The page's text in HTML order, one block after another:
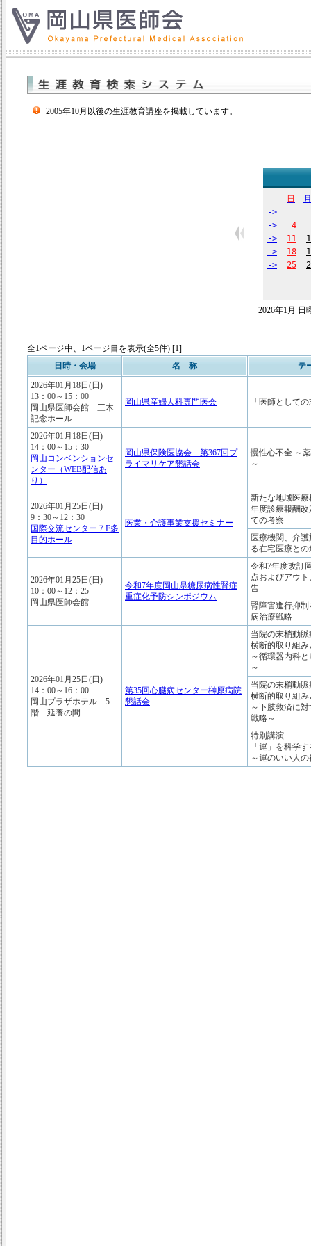
2005年10月以後の生涯教育講座を掲載しています。
日
月
->
->
4
->
11
->
18
->
25
2026年1月 日
全1ページ中、1ページ目を表示(全5件) [1]
日時・会場
名 称
テ
2026年01月18日(日)
13：00～15：00
岡山県医師会館 三木
記念ホール
岡山県産婦人科専門医会 「医師として
2026年01月18日(日)
14：00～15：30
岡山コンベンションセ
ンター（WEB配信あ
り）
岡山県保険医協会 第367回プ
ライマリケア懇話会
慢性心不全 ～
～
2026年01月25日(日)
9：30～12：30
国際交流センター７F多
目的ホール
医業・介護事業支援セミナー
新たな地域医
年度診療報酬
ての考察
医療機関、介
る在宅医療との
2026年01月25日(日)
10：00～12：25
岡山県医師会館
令和7年度岡山県糖尿病性腎症
重症化予防シンポジウム
令和7年度改訂
点およびアウ
告
腎障害進行抑
病治療戦略
2026年01月25日(日)
14：00～16：00
岡山プラザホテル 5
階 延養の間
第35回心臓病センター榊原病院
懇話会
当院の末梢動
横断的取り組
～循環器内科
～
当院の末梢動
横断的取り組
～下肢救済に
戦略～
特別講演
「運」を科学す
～運のいい人